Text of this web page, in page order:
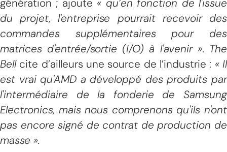
du projet, l'entreprise pourrait recevoir des
commandes supplémentaires pour des
matrices d'entrée/sortie (I/O) à l'avenir ». The
Bellcite d’ailleurs une source de l’industrie : « Il
est vrai qu'AMD a développé des produits par
l'intermédiaire de la fonderie de Samsung
Electronics, mais nous comprenons qu'ils n'ont
pas encore signé de contrat de production de
masse ».